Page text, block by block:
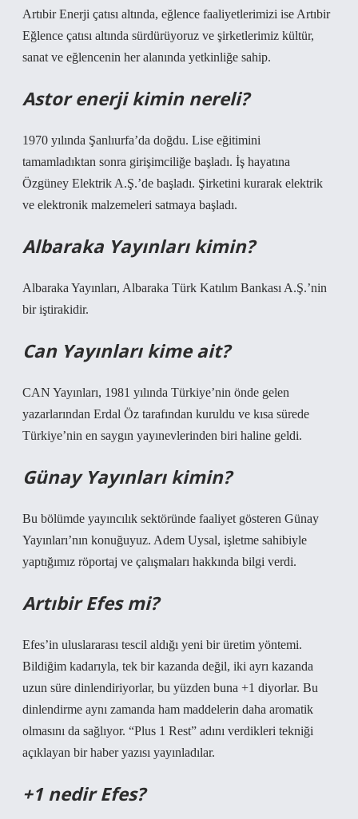
Artıbir Enerji çatısı altında, eğlence faaliyetlerimizi ise Artıbir
Eğlence çatısı altında sürdürüyoruz ve şirketlerimiz kültür,
sanat ve eğlencenin her alanında yetkinliğe sahip.
Astor enerji kimin nereli?
1970 yılında Şanlıurfa’da doğdu. Lise eğitimini
tamamladıktan sonra girişimciliğe başladı. İş hayatına
Özgüney Elektrik A.Ş.’de başladı. Şirketini kurarak elektrik
ve elektronik malzemeleri satmaya başladı.
Albaraka Yayınları kimin?
Albaraka Yayınları, Albaraka Türk Katılım Bankası A.Ş.’nin
bir iştirakidir.
Can Yayınları kime ait?
CAN Yayınları, 1981 yılında Türkiye’nin önde gelen
yazarlarından Erdal Öz tarafından kuruldu ve kısa sürede
Türkiye’nin en saygın yayınevlerinden biri haline geldi.
Günay Yayınları kimin?
Bu bölümde yayıncılık sektöründe faaliyet gösteren Günay
Yayınları’nın konuğuyuz. Adem Uysal, işletme sahibiyle
yaptığımız röportaj ve çalışmaları hakkında bilgi verdi.
Artıbir Efes mi?
Efes’in uluslararası tescil aldığı yeni bir üretim yöntemi.
Bildiğim kadarıyla, tek bir kazanda değil, iki ayrı kazanda
uzun süre dinlendiriyorlar, bu yüzden buna +1 diyorlar. Bu
dinlendirme aynı zamanda ham maddelerin daha aromatik
olmasını da sağlıyor. “Plus 1 Rest” adını verdikleri tekniği
açıklayan bir haber yazısı yayınladılar.
+1 nedir Efes?